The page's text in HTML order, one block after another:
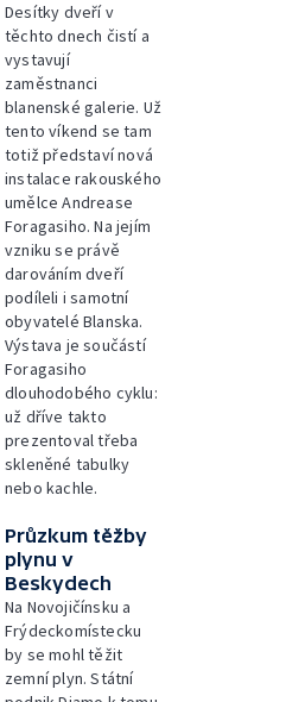
Desítky dveří v
těchto dnech čistí a
vystavují
zaměstnanci
blanenské galerie. Už
tento víkend se tam
totiž představí nová
instalace rakouského
umělce Andrease
Foragasiho. Na jejím
vzniku se právě
darováním dveří
podíleli i samotní
obyvatelé Blanska.
Výstava je součástí
Foragasiho
dlouhodobého cyklu:
už dříve takto
prezentoval třeba
skleněné tabulky
nebo kachle.
Průzkum těžby
plynu v
Beskydech
Na Novojičínsku a
Frýdeckomístecku
by se mohl těžit
zemní plyn. Státní